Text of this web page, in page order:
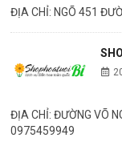
ĐỊA CHỈ: NGÕ 451
ĐỊA CHỈ: ĐƯỜNG VÕ
0975459949